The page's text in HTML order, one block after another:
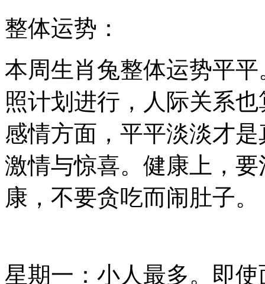
整体运势：
本周生肖兔整体运势平
照计划进行，人际关系
感情方面，平平淡淡才
激情与惊喜。健康上，
康，不要贪吃而闹肚子。
星期一：小人最多。即